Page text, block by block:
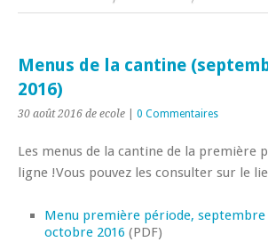
Menus de la cantine
2016)
30 août 2016 de ecole 0 Commentaires
Les menus de la cantine de la première
ligne !Vous pouvez les consulter sur le
Menu première période, septembre
octobre 2016 (PDF)